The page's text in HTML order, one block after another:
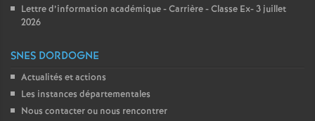
Lettre d’information académique - Carrière - Classe Ex- 3 juillet
2026
SNES DORDOGNE
Actualités et actions
Les instances départementales
Nous contacter ou nous rencontrer